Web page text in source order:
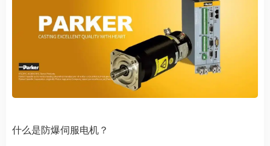
什么是防爆伺服电机？